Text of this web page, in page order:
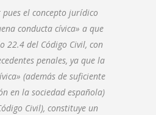
el concepto jurídico
conducta cívica» a que
22.4 del Código Civil, con
penales, ya que la
(además de suficiente
en la sociedad española)
Civil), constituye un